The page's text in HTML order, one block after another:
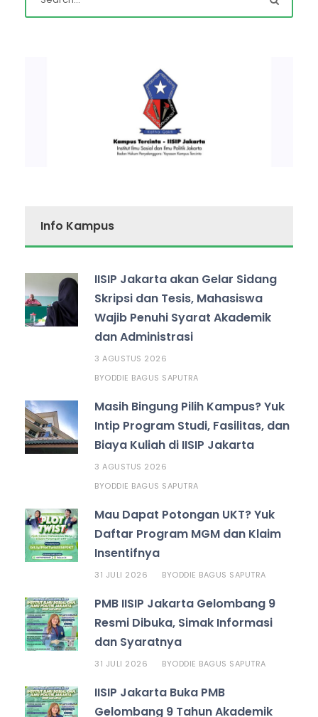
Info Kampus
IISIP Jakarta akan Gelar Sidang
Skripsi dan Tesis, Mahasiswa
Wajib Penuhi Syarat Akademik
dan Administrasi
3 AGUSTUS 2026
BYODDIE BAGUS SAPUTRA
Masih Bingung Pilih Kampus? Yuk
Intip Program Studi, Fasilitas, dan
Biaya Kuliah di IISIP Jakarta
3 AGUSTUS 2026
BYODDIE BAGUS SAPUTRA
Mau Dapat Potongan UKT? Yuk
Daftar Program MGM dan Klaim
Insentifnya
31 JULI 2026 BYODDIE BAGUS SAPUTRA
PMB IISIP Jakarta Gelombang 9
Resmi Dibuka, Simak Informasi
dan Syaratnya
31 JULI 2026 BYODDIE BAGUS SAPUTRA
IISIP Jakarta Buka PMB
Gelombang 9 Tahun Akademik